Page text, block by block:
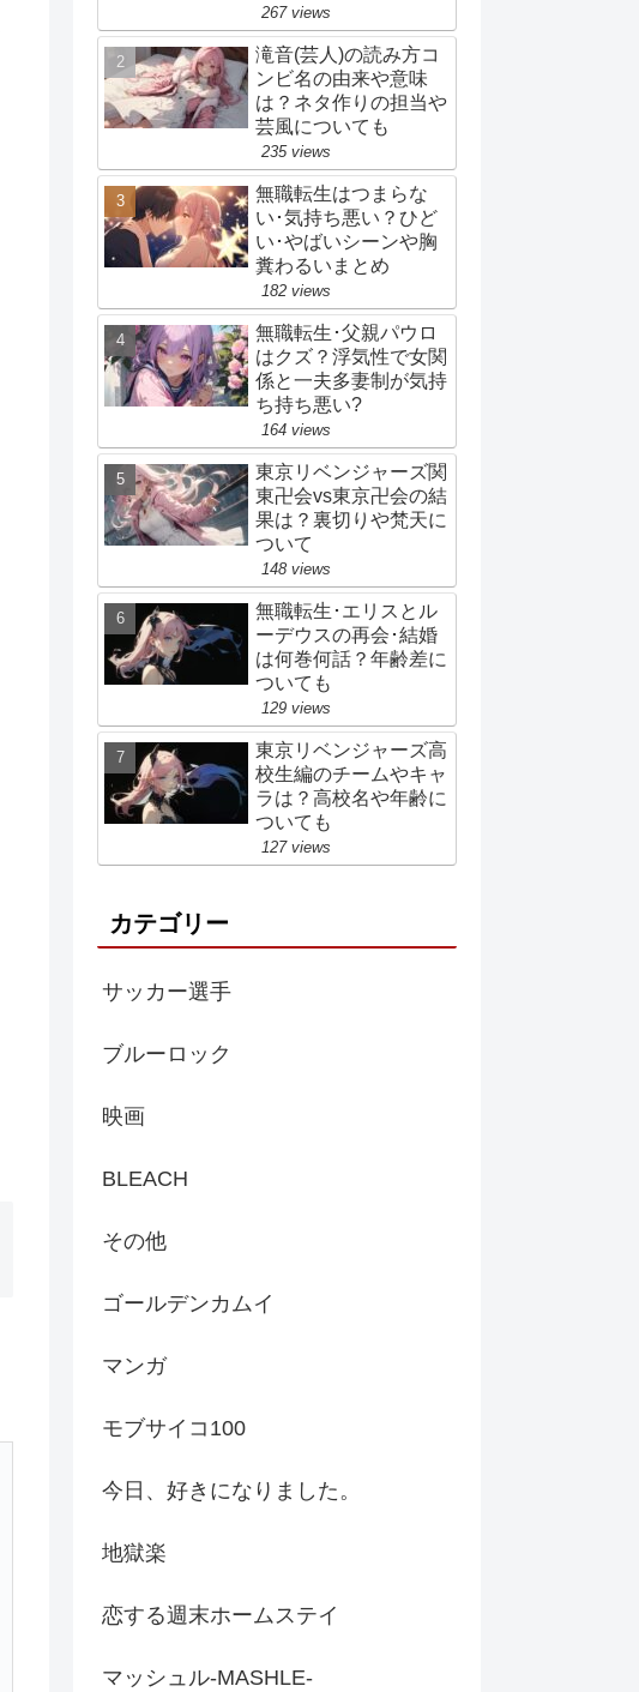
267 views
滝音(芸人)の読み方コ
ンビ名の由来や意味
は？ネタ作りの担当や
芸風についても
235 views
無職転生はつまらな
い･気持ち悪い？ひど
い･やばいシーンや胸
糞わるいまとめ
182 views
無職転生･父親パウロ
はクズ？浮気性で女関
係と一夫多妻制が気持
ち持ち悪い?
164 views
東京リベンジャーズ関
東卍会vs東京卍会の結
果は？裏切りや梵天に
ついて
148 views
無職転生･エリスとル
ーデウスの再会･結婚
は何巻何話？年齢差に
ついても
129 views
東京リベンジャーズ高
校生編のチームやキャ
ラは？高校名や年齢に
ついても
127 views
カテゴリー
サッカー選手
ブルーロック
映画
BLEACH
その他
ゴールデンカムイ
マンガ
モブサイコ100
今日、好きになりました。
地獄楽
恋する週末ホームステイ
マッシュル-MASHLE-